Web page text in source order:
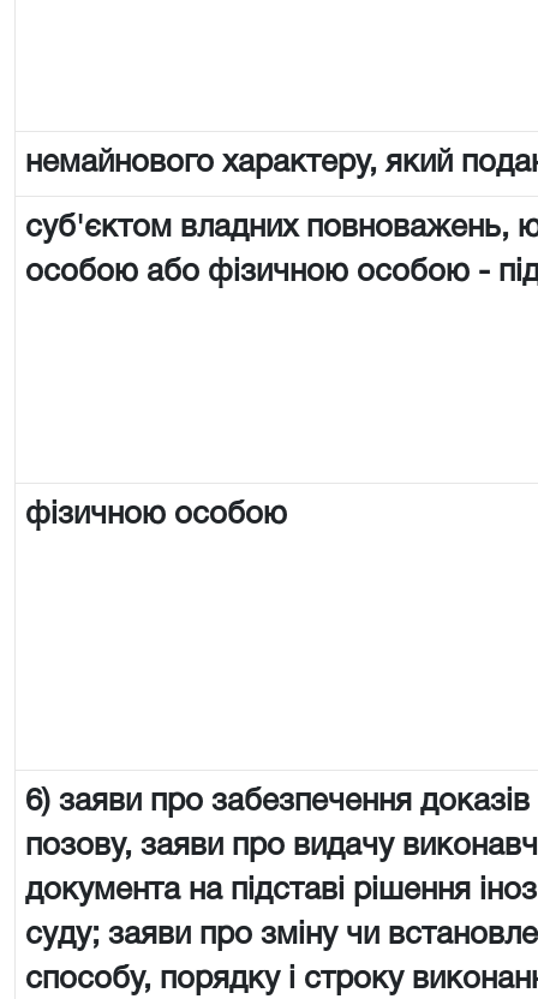
немайнового характеру, який
суб'єктом владних повноважень,
особою або фізичною особою -
фізичною особою
6) заяви про забезпечення
позову, заяви про видачу
документа на підставі рішення
суду; заяви про зміну чи
способу, порядку і строку